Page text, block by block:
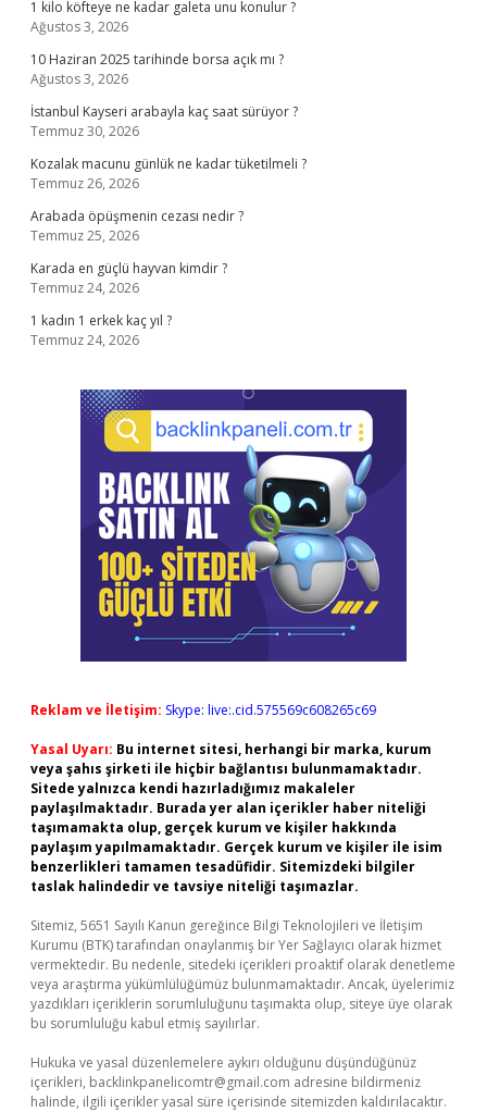
1 kilo köfteye ne kadar galeta unu konulur ?
Ağustos 3, 2026
10 Haziran 2025 tarihinde borsa açık mı ?
Ağustos 3, 2026
İstanbul Kayseri arabayla kaç saat sürüyor ?
Temmuz 30, 2026
Kozalak macunu günlük ne kadar tüketilmeli ?
Temmuz 26, 2026
Arabada öpüşmenin cezası nedir ?
Temmuz 25, 2026
Karada en güçlü hayvan kimdir ?
Temmuz 24, 2026
1 kadın 1 erkek kaç yıl ?
Temmuz 24, 2026
Reklam ve İletişim: Skype: live:.cid.575569c608265c69
Yasal Uyarı: Bu internet sitesi, herhangi bir marka, kurum
veya şahıs şirketi ile hiçbir bağlantısı bulunmamaktadır.
Sitede yalnızca kendi hazırladığımız makaleler
paylaşılmaktadır. Burada yer alan içerikler haber niteliği
taşımamakta olup, gerçek kurum ve kişiler hakkında
paylaşım yapılmamaktadır. Gerçek kurum ve kişiler ile isim
benzerlikleri tamamen tesadüfidir. Sitemizdeki bilgiler
taslak halindedir ve tavsiye niteliği taşımazlar.
Sitemiz, 5651 Sayılı Kanun gereğince Bilgi Teknolojileri ve İletişim
Kurumu (BTK) tarafından onaylanmış bir Yer Sağlayıcı olarak hizmet
vermektedir. Bu nedenle, sitedeki içerikleri proaktif olarak denetleme
veya araştırma yükümlülüğümüz bulunmamaktadır. Ancak, üyelerimiz
yazdıkları içeriklerin sorumluluğunu taşımakta olup, siteye üye olarak
bu sorumluluğu kabul etmiş sayılırlar.
Hukuka ve yasal düzenlemelere aykırı olduğunu düşündüğünüz
içerikleri, backlinkpanelicomtr@gmail.com adresine bildirmeniz
halinde, ilgili içerikler yasal süre içerisinde sitemizden kaldırılacaktır.